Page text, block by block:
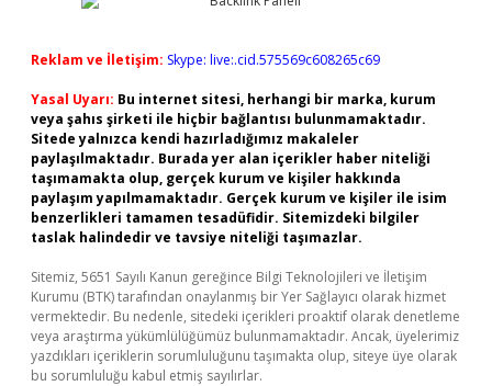
Reklam ve İletişim: Skype: live:.cid.575569c608265c69
Yasal Uyarı: Bu internet sitesi, herhangi bir marka, kurum
veya şahıs şirketi ile hiçbir bağlantısı bulunmamaktadır.
Sitede yalnızca kendi hazırladığımız makaleler
paylaşılmaktadır. Burada yer alan içerikler haber niteliği
taşımamakta olup, gerçek kurum ve kişiler hakkında
paylaşım yapılmamaktadır. Gerçek kurum ve kişiler ile isim
benzerlikleri tamamen tesadüfidir. Sitemizdeki bilgiler
taslak halindedir ve tavsiye niteliği taşımazlar.
Sitemiz, 5651 Sayılı Kanun gereğince Bilgi Teknolojileri ve İletişim
Kurumu (BTK) tarafından onaylanmış bir Yer Sağlayıcı olarak hizmet
vermektedir. Bu nedenle, sitedeki içerikleri proaktif olarak denetleme
veya araştırma yükümlülüğümüz bulunmamaktadır. Ancak, üyelerimiz
yazdıkları içeriklerin sorumluluğunu taşımakta olup, siteye üye olarak
bu sorumluluğu kabul etmiş sayılırlar.